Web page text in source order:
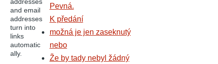
and email
addresses
turn into
links
automatic
ally.
Pevná.
K předání
možná je jen zaseknutý
nebo
Že by tady nebyl žádný